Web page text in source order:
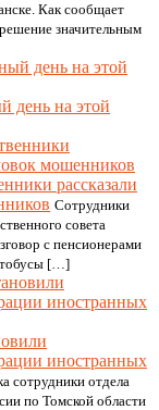
Как сообщает
значительным
день на этой
рассказали
Сотрудники
совета
с пенсионерами
[…]
иностранных
сотрудники отдела
по Томской области